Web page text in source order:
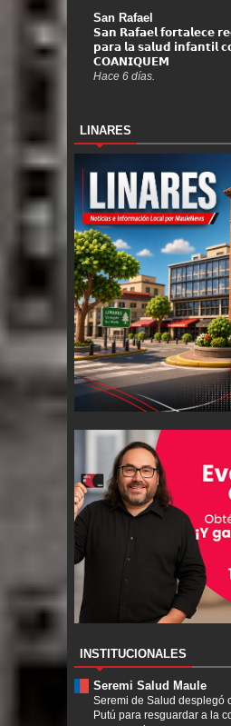
San Rafael
𝗦𝗮𝗻 𝗥𝗮𝗳𝗮𝗲𝗹 𝗳𝗼𝗿𝘁𝗮𝗹𝗲𝗰𝗲
𝗽𝗮𝗿𝗮 𝗹𝗮 𝘀𝗮𝗹𝘂𝗱 𝗶𝗻𝗳𝗮𝗻𝘁𝗶𝗹
𝗖𝗢𝗔𝗡𝗜𝗤𝗨𝗘𝗠
Hace 6 días.
LINARES
INSTITUCIONALES
Seremi Salud Maule
Seremi de Salud desplegó
Putú para resguardar a la